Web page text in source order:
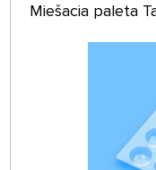
Miešacia paleta